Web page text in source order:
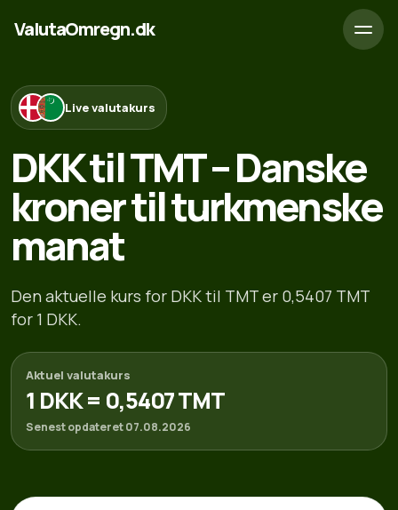
ValutaOmregn.dk
Live valutakurs
DKK til TMT – Danske
kroner til turkmenske
manat
Den aktuelle kurs for DKK til TMT er 0,5407 TMT
for 1 DKK.
Aktuel valutakurs
1 DKK = 0,5407 TMT
Senest opdateret 07.08.2026